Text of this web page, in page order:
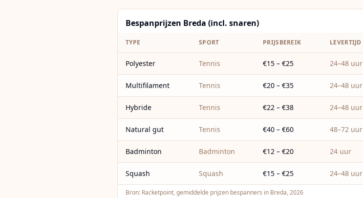
Bespanprijzen Breda (incl. snaren)
TYPE SPORT PRIJSBEREIK LEVERTIJD
Polyester Tennis €15 – €25 24–48 uur
Multifilament Tennis €20 – €35 24–48 uur
Hybride Tennis €22 – €38 24–48 uur
Natural gut Tennis €40 – €60 48–72 uur
Badminton Badminton €12 – €20 24 uur
Squash Squash €15 – €25 24–48 uur
Bron: Racketpoint, gemiddelde prijzen bespanners in Breda, 2026